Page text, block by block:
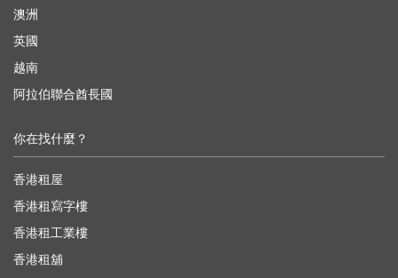
澳洲
英國
越南
阿拉伯聯合酋長國
你在找什麼？
香港租屋
香港租寫字樓
香港租工業樓
香港租舖